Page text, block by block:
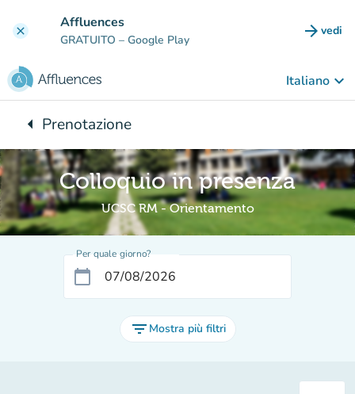
clear Affluences
GRATUITO – Google Play arrow_forward vedi
Italiano keyboard_arrow_down
arrow_leftTorna a:
Prenotazione
Colloquio in presenza
UCSC RM - Orientamento
Per quale giorno?
calendar_today
filter_list Mostra più filtri